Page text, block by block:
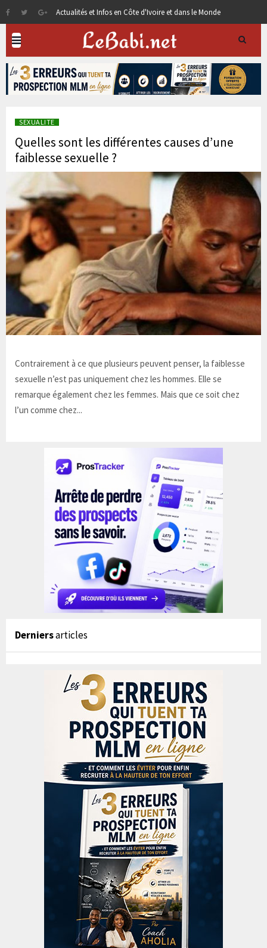
Actualités et Infos en Côte d'Ivoire et dans le Monde
SEXUALITE
Quelles sont les différentes causes d’une
faiblesse sexuelle ?
Contrairement à ce que plusieurs peuvent penser, la faiblesse
sexuelle n’est pas uniquement chez les hommes. Elle se
remarque également chez les femmes. Mais que ce soit chez
l’un comme chez...
Derniersarticles